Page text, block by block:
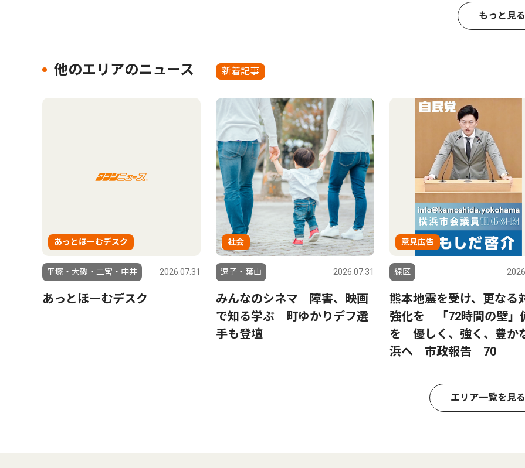
もっと見る
他のエリアのニュース 新着記事
あっとほーむデスク
平塚・大磯・二宮・中井 2026.07.31
あっとほーむデスク
社会
逗子・葉山 2026.07.31
みんなのシネマ 障害、映画
で知る学ぶ 町ゆかりデフ選
手も登壇
意見広告
緑区
熊本地震を受け、更なる
強化を 「72時間の壁」
を 優しく、強く、豊か
浜へ 市政報告 70
エリア一覧を見る